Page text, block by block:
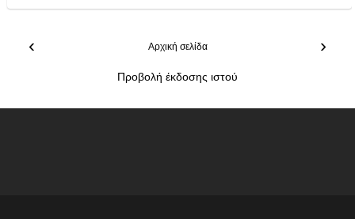
‹ ›
Αρχική σελίδα
Προβολή έκδοσης ιστού